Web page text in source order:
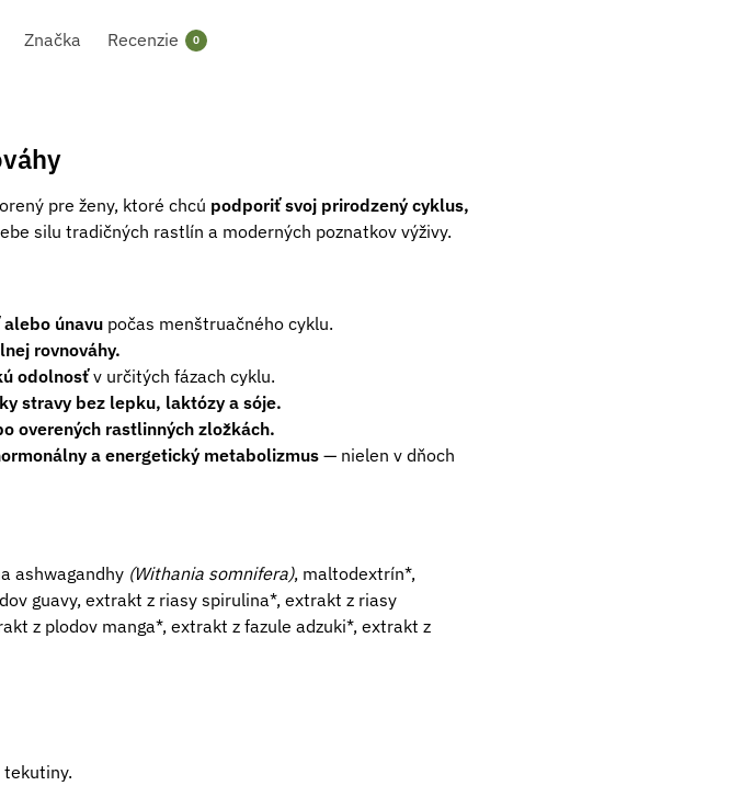
Značka Recenzie 0
pre ženy, ktoré chcú podporiť svoj prirodzený cyklus,
silu tradičných rastlín a moderných poznatkov výživy.
únavupočas menštruačného cyklu.
rovnováhy.
odolnosťv určitých fázach cyklu.
stravy bez lepku, laktózy a sóje.
overených rastlinných zložkách.
a energetický metabolizmus— nielen v dňoch
ashwagandhy (Withania somnifera), maltodextrín*,
guavy, extrakt z riasy spirulina*, extrakt z riasy
z plodov manga*, extrakt z fazule adzuki*, extrakt z